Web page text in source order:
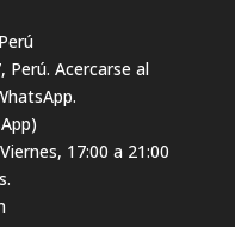
Perú. Acercarse al
17:00 a 21:00